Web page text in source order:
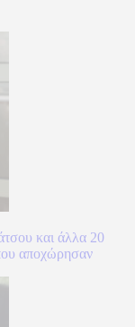
και άλλα 20
αποχώρησαν